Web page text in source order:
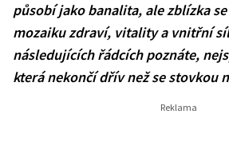
působí jako banalita, ale zblízka
mozaiku zdraví, vitality a vnitřní
následujících řádcích poznáte,
která nekončí dřív než se stovkou